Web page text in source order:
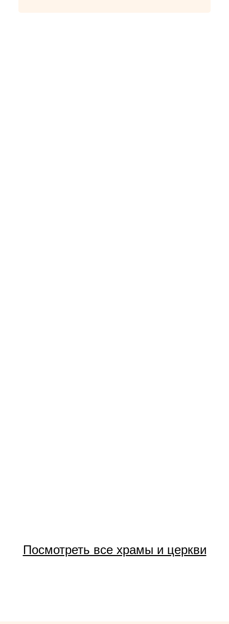
Посмотреть все храмы и церкви